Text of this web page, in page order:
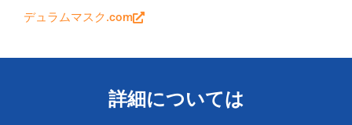
デュラムマスク.com
詳細については